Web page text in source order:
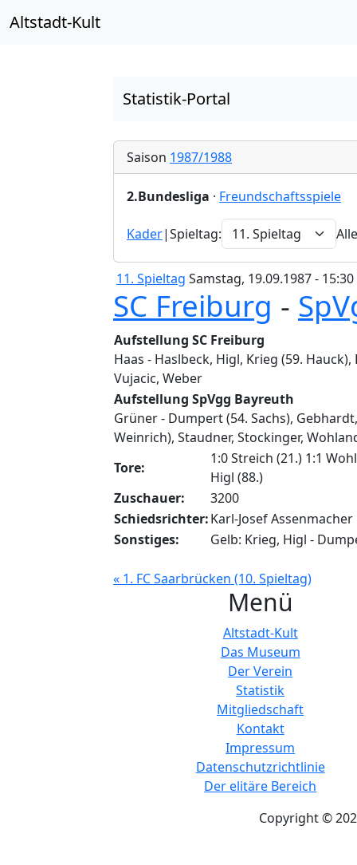
Altstadt-Kult
Statistik-Portal
Saison 1987/1988
2.Bundesliga · Freundschaftsspiele
Kader|Spieltag:
11. Spieltag Samstag, 19.09.1987 -
SC Freiburg -
Aufstellung SC Freiburg
Haas - Haslbeck, Higl, Krieg (59.
Vujacic, Weber
Aufstellung SpVgg Bayreuth
Grüner - Dumpert (54. Sachs),
Weinrich), Staudner, Stockinger,
Tore:
1:0 Streich (21.) 1:1
Higl (88.)
Zuschauer:
3200
Schiedsrichter:Karl-Josef Assenmacher
Sonstiges:
Gelb: Krieg, Higl -
« 1. FC Saarbrücken (10. Spieltag)
Menü
Altstadt-Kult
Das Museum
Der Verein
Statistik
Mitgliedschaft
Kontakt
Impressum
Datenschutzrichtlinie
Der elitäre Bereich
Copyright ©